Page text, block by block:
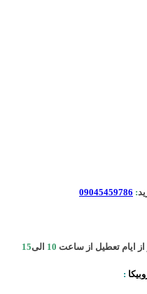
:
09045459786
از ایام تعطیل از ساعت 10 الی15
: